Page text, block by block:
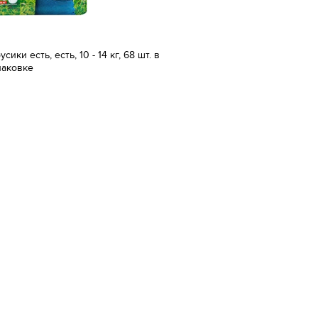
есть, есть, 10 - 14 кг, 68 шт. в